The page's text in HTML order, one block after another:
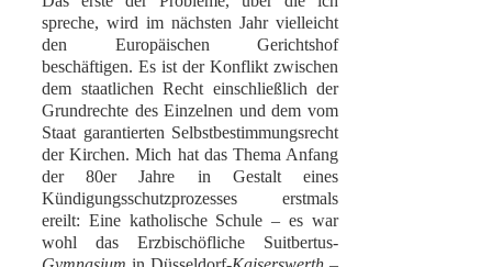
spreche, wird im nächsten Jahr vielleicht
den Europäischen Gerichtshof
beschäftigen. Es ist der Konflikt zwischen
dem staatlichen Recht einschließlich der
Grundrechte des Einzelnen und dem vom
Staat garantierten Selbstbestimmungsrecht
der Kirchen. Mich hat das Thema Anfang
der 80er Jahre in Gestalt eines
Kündigungsschutzprozesses erstmals
ereilt: Eine katholische Schule – es war
wohl das Erzbischöfliche Suitbertus-